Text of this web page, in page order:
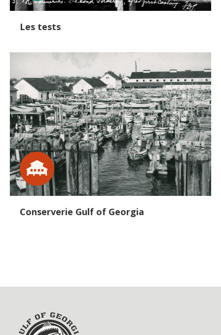
Les tests
Conserverie Gulf of Georgia